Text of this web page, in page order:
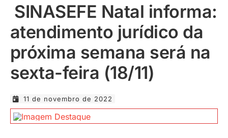
PUBLICAÇÕES
DOCUMENTOS
GALERIAS
SINASEFE Natal informa:
atendimento jurídico da
próxima semana será na
sexta-feira (18/11)
11 de novembro de 2022